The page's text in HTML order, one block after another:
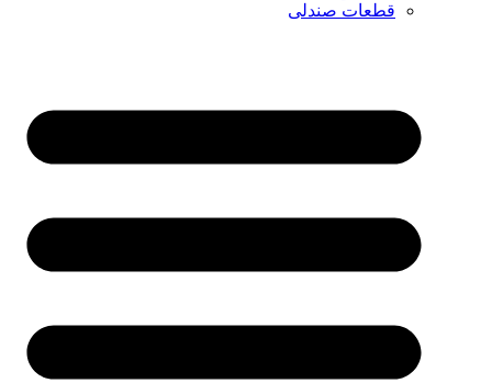
قطعات صندلی